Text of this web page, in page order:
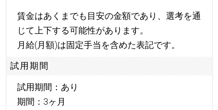
賃金はあくまでも目安の金額であり、選考を通
じて上下する可能性があります。
月給(月額)は固定手当を含めた表記です。
試用期間
試用期間：あり
期間：3ヶ月